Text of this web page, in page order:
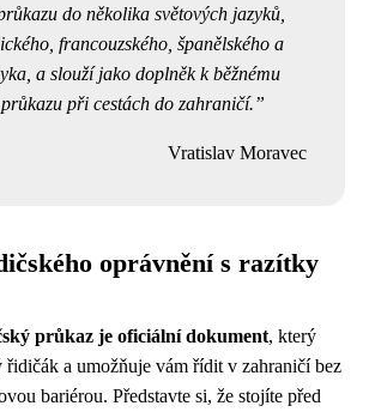
do několika světových jazyků,
francouzského, španělského a
a slouží jako doplněk k běžnému
při cestách do zahraničí.
Vratislav Moravec
oprávnění s razítky
průkaz je oficiální dokument, který
řidičák a umožňuje vám řídit v zahraničí bez
bariérou. Představte si, že stojíte před